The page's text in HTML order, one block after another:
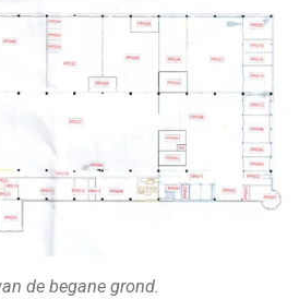
de begane grond.